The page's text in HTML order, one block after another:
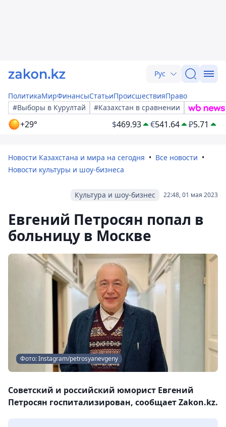
Рус
ПолитикаМирФинансыСтатьиПроисшествияПраво
#Выборы в Курултай
#Казахстан в сравнении
+29° $469.93 €541.64 ₽5.71
Новости Казахстана и мира на сегодня
Все новости
Новости культуры и шоу-бизнеса
22:48, 01 мая 2023
Культура и шоу-бизнес
Евгений Петросян попал в
больницу в Москве
Фото: Instagram/petrosyanevgeny
Советский и российский юморист Евгений
Петросян госпитализирован, сообщает Zakon.kz.